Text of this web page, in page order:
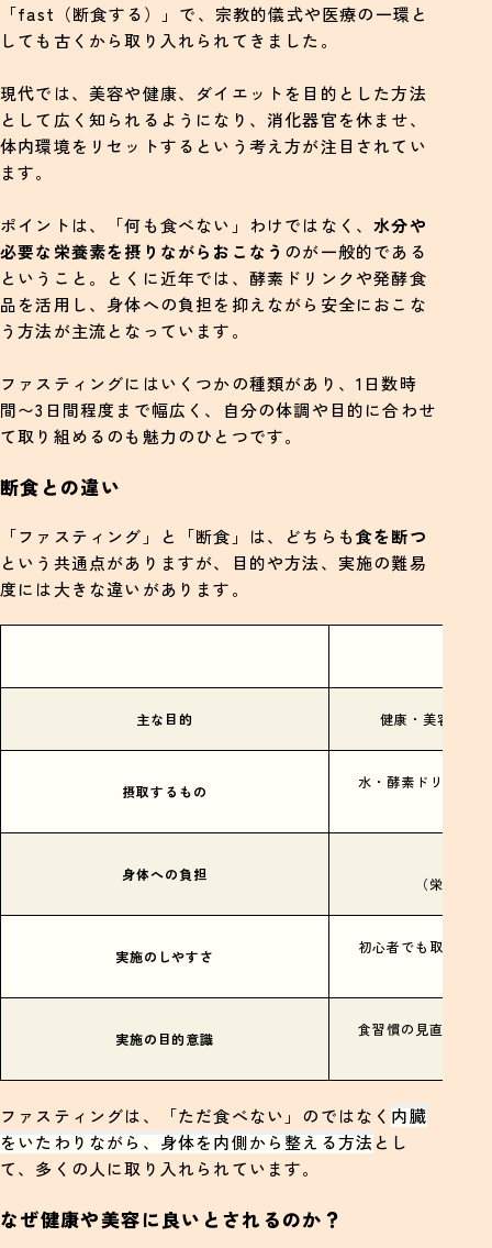
「fast（断食する）」で、宗教的儀式や医療の一環と
しても古くから取り入れられてきました。
現代では、美容や健康、ダイエットを目的とした方法
として広く知られるようになり、消化器官を休ませ、
体内環境をリセットするという考え方が注目されてい
ます。
ポイントは、「何も食べない」わけではなく、水分や
必要な栄養素を摂りながらおこなう のが一般的である
ということ。とくに近年では、酵素ドリンクや発酵食
品を活用し、身体への負担を抑えながら安全におこな
う方法が主流となっています。
ファスティングにはいくつかの種類があり、1日数時
間〜3日間程度まで幅広く、自分の体調や目的に合わせ
て取り組めるのも魅力のひとつです。
断食との違い
「ファスティング」と「断食」は、どちらも食を断つ
という共通点がありますが、目的や方法、実施の難易
度には大きな違いがあります。
主な目的 健康・美容・腸
摂取するもの
水・酵素ドリンク
身体への負担
（栄養補
実施のしやすさ
初心者でも取り組
実施の目的意識
食習慣の見直し、
ファスティングは、「ただ食べない」のではなく 内臓
をいたわりながら、身体を内側から整える方法 とし
て、多くの人に取り入れられています。
なぜ健康や美容に良いとされるのか？